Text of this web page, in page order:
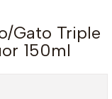
Gato Triple
150ml